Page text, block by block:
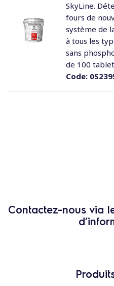
Code:
SkyLine.
fours de
système de
à tous les
sans
de 100
Contactez-nous via